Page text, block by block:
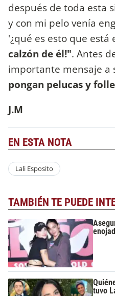
después de toda esta
y con mi pelo venía
'¿qué es esto que está
calzón de él!". Antes
importante mensaje a
pongan pelucas y
J.M
EN ESTA NOTA
Lali Esposito
TAMBIÉN TE PUEDE
tuvo